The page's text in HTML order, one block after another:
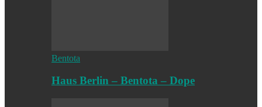
Bentota
Haus Berlin – Bentota – Dope